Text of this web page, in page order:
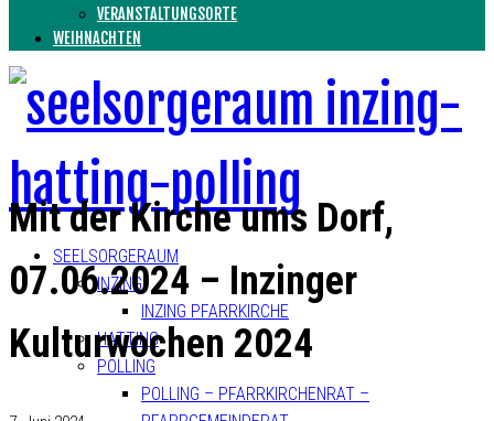
VERANSTALTUNGSORTE
WEIHNACHTEN
SEELSORGERAUM
INZING
INZING PFARRKIRCHE
HATTING
POLLING
POLLING – PFARRKIRCHENRAT –
Mit der Kirche ums Dorf,
07.06.2024 – Inzinger
Kulturwochen 2024